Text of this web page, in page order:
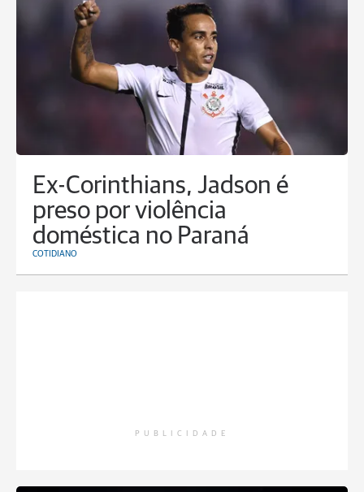
Ex-Corinthians, Jadson é
preso por violência
doméstica no Paraná
COTIDIANO
PUBLICIDADE